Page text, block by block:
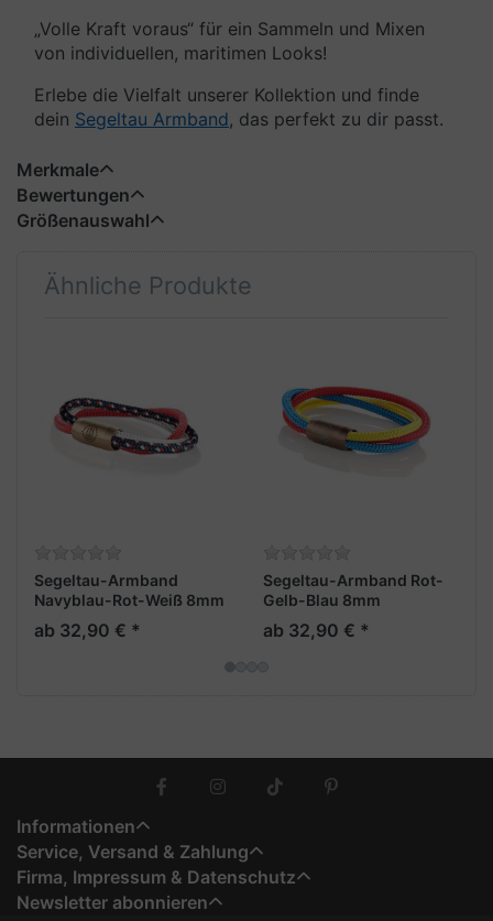
„Volle Kraft voraus“ für ein Sammeln und Mixen
von individuellen, maritimen Looks!
Erlebe die Vielfalt unserer Kollektion und finde
dein Segeltau Armband, das perfekt zu dir passt.
Merkmale
Bewertungen
Größenauswahl
Ähnliche Produkte
Segeltau-Armband
Navyblau-Rot-Weiß 8mm
"Trinidad"
ab 32,90 € *
Segeltau-Armband Rot-
Gelb-Blau 8mm
"Trinidad"
ab 32,90 € *
Informationen
Service, Versand & Zahlung
Firma, Impressum & Datenschutz
Newsletter abonnieren